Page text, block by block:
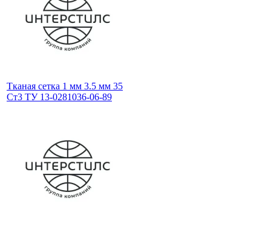
Тканая сетка 1 мм 3.5 мм 35
Ст3 ТУ 13-0281036-06-89